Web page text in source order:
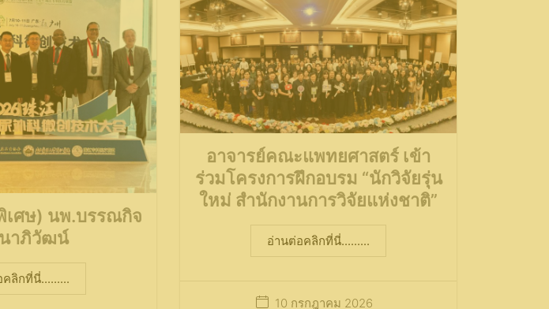
เศษ) นพ.บรรณกิจ
าภิวัฒน์
ลิกที่นี่.........
อาจารย์คณะแพทยศาสตร์ เข้า
ร่วมโครงการฝึกอบรม “นักวิจัยรุ่น
ใหม่ สำนักงานการวิจัยแห่งชาติ”
10 กรกฎาคม 2026
อ่านต่อคลิกที่นี่.........